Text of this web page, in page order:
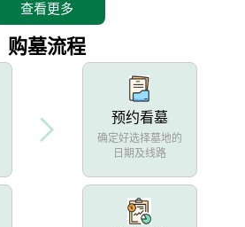
查看更多
购墓流程
预约看墓
确定好选择墓地的
日期及线路